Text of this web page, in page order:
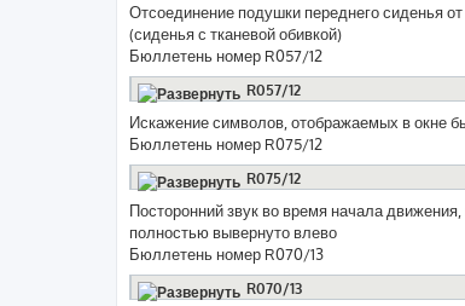
Отсоединение подушки переднего сиденья от
(сиденья с тканевой обивкой)
Бюллетень номер R057/12
R057/12
Искажение символов, отображаемых в окне
Бюллетень номер R075/12
R075/12
Посторонний звук во время начала движения,
полностью вывернуто влево
Бюллетень номер R070/13
R070/13